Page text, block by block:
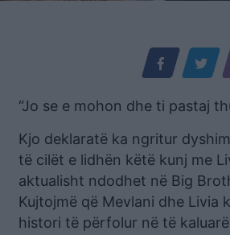
“Jo se e mohon dhe ti pastaj
Kjo deklaratë ka ngritur
të cilët e lidhën këtë kunj me
aktualisht ndodhet në Big
Kujtojmë që Mevlani dhe Livia
histori të përfolur në të